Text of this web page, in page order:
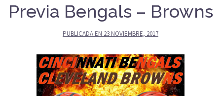
Previa Bengals – Browns
PUBLICADA EN 23 NOVIEMBRE, 2017